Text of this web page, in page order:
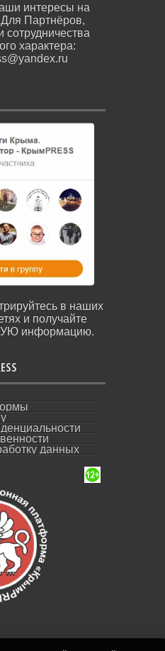
интересы на
Партнёров,
характера:
в наших
и получайте
информацию.
данных